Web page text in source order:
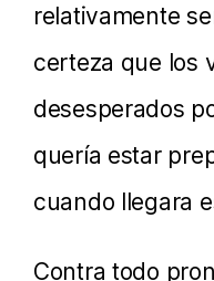
relativamente
certeza que los
desesperados
quería estar
cuando llegara
Contra todo